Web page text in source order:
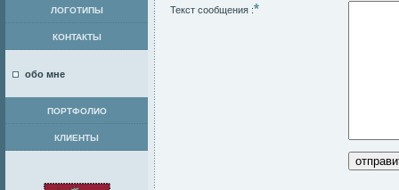
ЛОГОТИПЫ
КОНТАКТЫ
обо мне
ПОРТФОЛИО
КЛИЕНТЫ
Текст сообщения :*